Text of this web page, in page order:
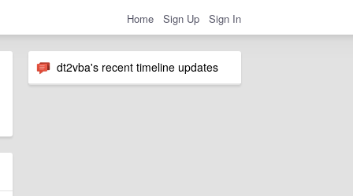
Home Sign Up Sign In
dt2vba's recent timeline updates